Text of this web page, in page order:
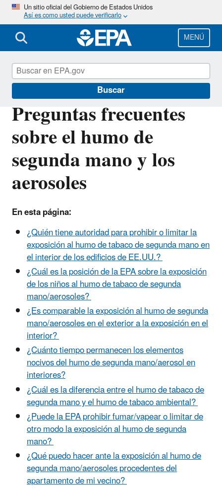
Pasar
al
contenido
principal
Un sitio oficial del Gobierno de Estados Unidos
Así es como usted puede verificarlo
MENÚ
Buscar
Preguntas frecuentes
sobre el humo de
segunda mano y los
aerosoles
En esta página:
¿Quién tiene autoridad para prohibir o limitar la
exposición al humo de tabaco de segunda mano en
el interior de los edificios de EE.UU.?
¿Cuál es la posición de la EPA sobre la exposición
de los niños al humo de tabaco de segunda
mano/aerosoles?
¿Es comparable la exposición al humo de segunda
mano/aerosoles en el exterior a la exposición en el
interior?
¿Cuánto tiempo permanecen los elementos
nocivos del humo de segunda mano/aerosol en
interiores?
¿Cuál es la diferencia entre el humo de tabaco de
segunda mano y el humo de tabaco ambiental?
¿Puede la EPA prohibir fumar/vapear o limitar de
otro modo la exposición al humo de segunda
mano?
¿Qué puedo hacer ante la exposición al humo de
segunda mano/aerosoles procedentes del
apartamento de mi vecino?
Calidad del aire interior